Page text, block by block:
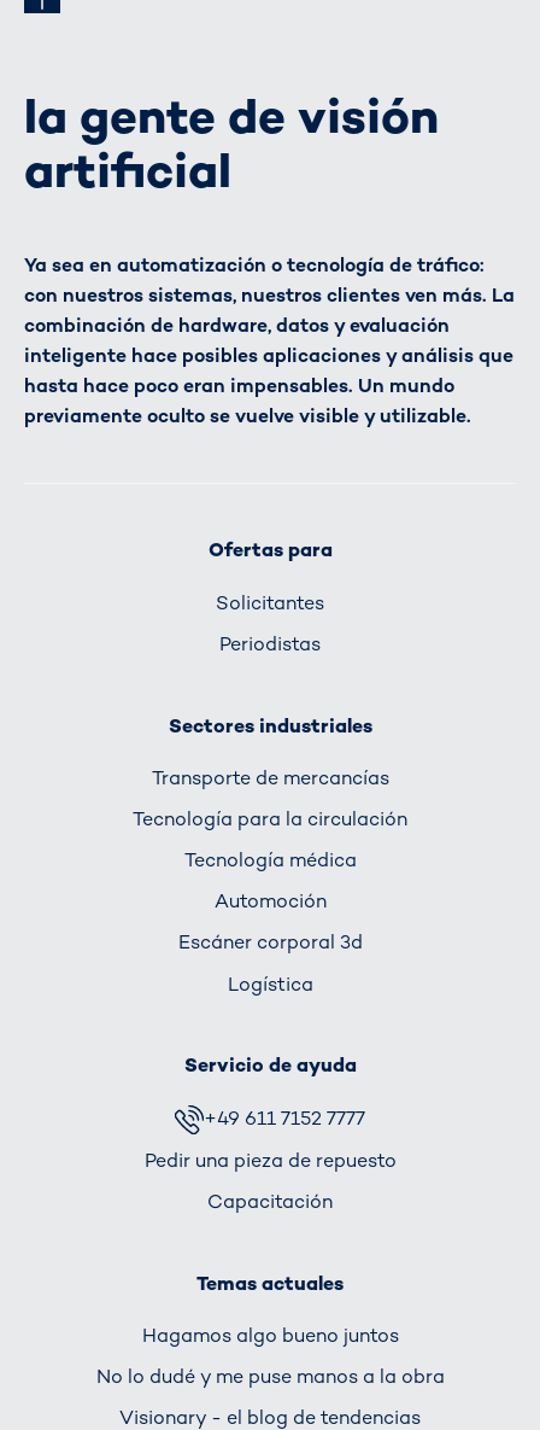
la gente de visión
artificial
Ya sea en automatización o tecnología de tráfico:
con nuestros sistemas, nuestros clientes ven más. La
combinación de hardware, datos y evaluación
inteligente hace posibles aplicaciones y análisis que
hasta hace poco eran impensables. Un mundo
previamente oculto se vuelve visible y utilizable.
Ofertas para
Solicitantes
Periodistas
Sectores industriales
Transporte de mercancías
Tecnología para la circulación
Tecnología médica
Automoción
Escáner corporal 3d
Logística
Servicio de ayuda
+49 611 7152 7777
Pedir una pieza de repuesto
Capacitación
Temas actuales
Hagamos algo bueno juntos
No lo dudé y me puse manos a la obra
Visionary - el blog de tendencias